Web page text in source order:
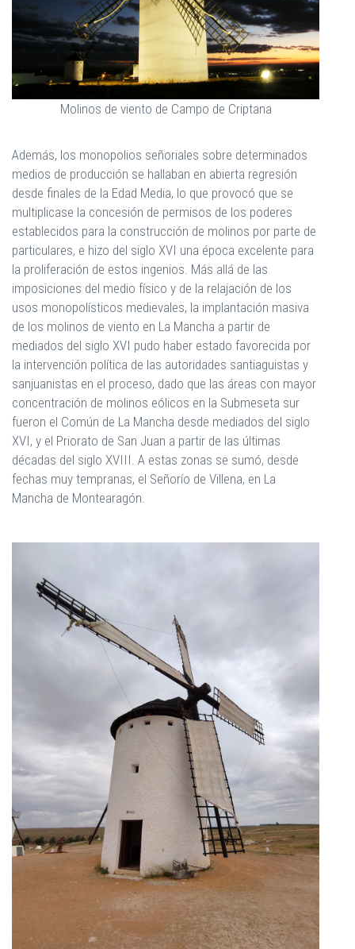
Molinos de viento de Campo de Criptana
Además, los monopolios señoriales sobre determinados
medios de producción se hallaban en abierta regresión
desde finales de la Edad Media, lo que provocó que se
multiplicase la concesión de permisos de los poderes
establecidos para la construcción de molinos por parte de
particulares, e hizo del siglo XVI una época excelente para
la proliferación de estos ingenios. Más allá de las
imposiciones del medio físico y de la relajación de los
usos monopolísticos medievales, la implantación masiva
de los molinos de viento en La Mancha a partir de
mediados del siglo XVI pudo haber estado favorecida por
la intervención política de las autoridades santiaguistas y
sanjuanistas en el proceso, dado que las áreas con mayor
concentración de molinos eólicos en la Submeseta sur
fueron el Común de La Mancha desde mediados del siglo
XVI, y el Priorato de San Juan a partir de las últimas
décadas del siglo XVIII. A estas zonas se sumó, desde
fechas muy tempranas, el Señorío de Villena, en La
Mancha de Montearagón.